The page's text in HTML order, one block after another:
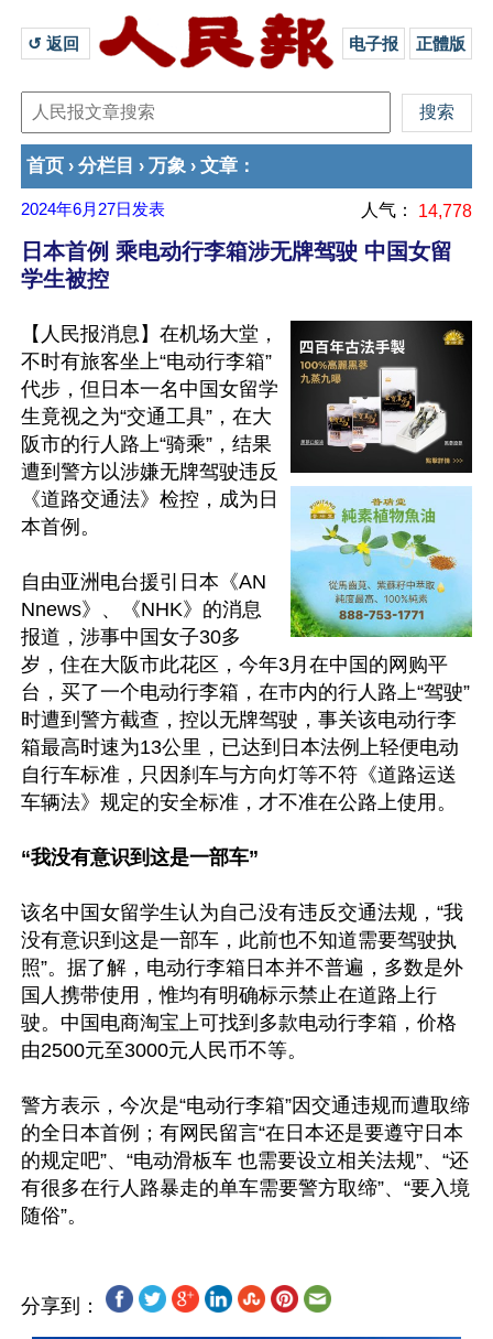
↺ 返回 电子报 正體版
首页 › 分栏目 › 万象 › 文章 ：
2024年6月27日 发表 人气： 14,778
日本首例 乘电动行李箱涉无牌驾驶 中国女留
学生被控
【人民报消息】在机场大堂，
不时有旅客坐上“电动行李箱”
代步，但日本一名中国女留学
生竟视之为“交通工具”，在大
阪市的行人路上“骑乘”，结果
遭到警方以涉嫌无牌驾驶违反
《道路交通法》检控，成为日
本首例。
自由亚洲电台援引日本《AN
Nnews》、《NHK》的消息
报道，涉事中国女子30多
岁，住在大阪市此花区，今年3月在中国的网购平
台，买了一个电动行李箱，在巿内的行人路上“驾驶”
时遭到警方截查，控以无牌驾驶，事关该电动行李
箱最高时速为13公里，已达到日本法例上轻便电动
自行车标准，只因刹车与方向灯等不符《道路运送
车辆法》规定的安全标准，才不准在公路上使用。
“我没有意识到这是一部车”
该名中国女留学生认为自己没有违反交通法规，“我
没有意识到这是一部车，此前也不知道需要驾驶执
照”。据了解，电动行李箱日本并不普遍，多数是外
国人携带使用，惟均有明确标示禁止在道路上行
驶。中国电商淘宝上可找到多款电动行李箱，价格
由2500元至3000元人民币不等。
警方表示，今次是“电动行李箱”因交通违规而遭取缔
的全日本首例；有网民留言“在日本还是要遵守日本
的规定吧”、“电动滑板车 也需要设立相关法规”、“还
有很多在行人路暴走的单车需要警方取缔”、“要入境
分享到：